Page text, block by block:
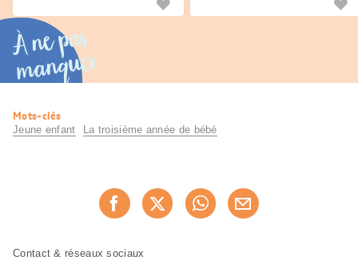
enfants.
À ne pas
manquer
Informations
utiles
Mots-clés
Jeune enfant La troisième année de bébé
Recommander maintenant
Pied
Navigation
Contact & réseaux sociaux